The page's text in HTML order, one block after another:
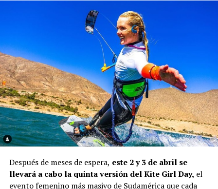
Después de meses de espera, este 2 y 3 de abril se
llevará a cabo la quinta versión del Kite Girl Day, el
evento femenino más masivo de Sudamérica que cada